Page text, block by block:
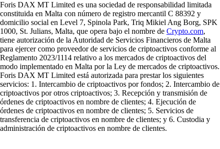
Foris DAX MT Limited es una sociedad de responsabilidad limitada
constituida en Malta con número de registro mercantil C 88392 y
domicilio social en Level 7, Spinola Park, Triq Mikiel Ang Borg, SPK
1000, St. Julians, Malta, que opera bajo el nombre de Crypto.com,
tiene autorización de la Autoridad de Servicios Financieros de Malta
para ejercer como proveedor de servicios de criptoactivos conforme al
Reglamento 2023/1114 relativo a los mercados de criptoactivos del
modo implementado en Malta por la Ley de mercados de criptoactivos.
Foris DAX MT Limited está autorizada para prestar los siguientes
servicios: 1. Intercambio de criptoactivos por fondos; 2. Intercambio de
criptoactivos por otros criptoactivos; 3. Recepción y transmisión de
órdenes de criptoactivos en nombre de clientes; 4. Ejecución de
órdenes de criptoactivos en nombre de clientes; 5. Servicios de
transferencia de criptoactivos en nombre de clientes; y 6. Custodia y
administración de criptoactivos en nombre de clientes.